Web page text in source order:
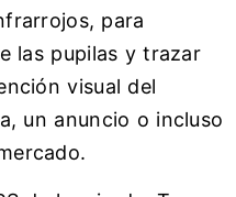
para
las pupilas y trazar
visual del
un anuncio o incluso